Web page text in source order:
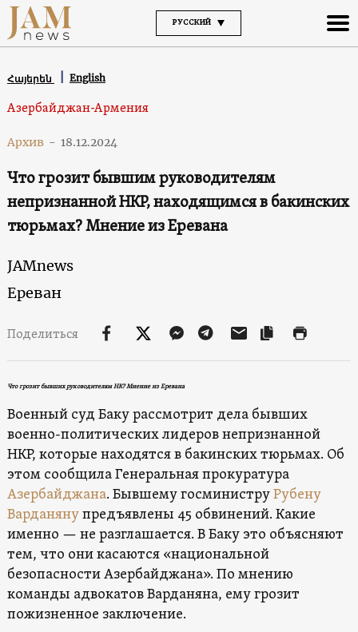
РУССКИЙ
Հայերեն English
Азербайджан-Армения
Архив - 18.12.2024
Что грозит бывшим руководителям
непризнанной НКР, находящимся в бакинских
тюрьмах? Мнение из Еревана
JAMnews
Ереван
Поделиться
Что грозит бывших руководителям НК? Мнение из Еревана
Военный суд Баку рассмотрит дела бывших
военно-политических лидеров непризнанной
НКР, которые находятся в бакинских тюрьмах. Об
этом сообщила Генеральная прокуратура
Азербайджана. Бывшему госминиструРубену
Варданянупредъявлены 45 обвинений. Какие
именно — не разглашается. В Баку это объясняют
тем, что они касаются «национальной
безопасности Азербайджана». По мнению
команды адвокатов Варданяна, ему грозит
пожизненное заключение.